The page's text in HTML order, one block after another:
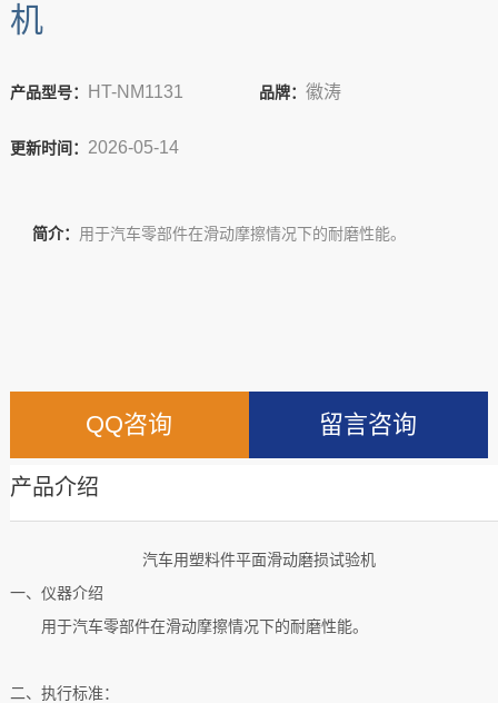
机
产品型号： HT-NM1131 品牌： 徽涛
更新时间： 2026-05-14
简介： 用于汽车零部件在滑动摩擦情况下的耐磨性能。
QQ咨询 留言咨询
产品介绍
汽车用塑料件平面滑动磨损试验机
一、仪器介绍
用于汽车零部件在滑动摩擦情况下的耐磨性能。
二、 执行标准：